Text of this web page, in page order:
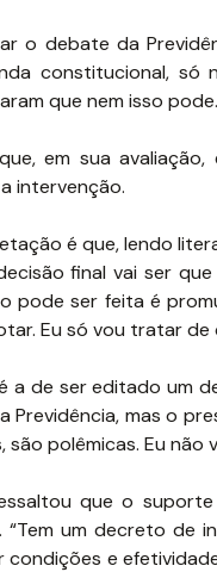
o debate da
constitucional, só
que nem isso
em sua
intervenção.
é que, lendo
final vai ser
pode ser feita é
Eu só vou tratar
a de ser editado um
Previdência, mas o
são polêmicas. Eu
que o
“Tem um decreto de
e